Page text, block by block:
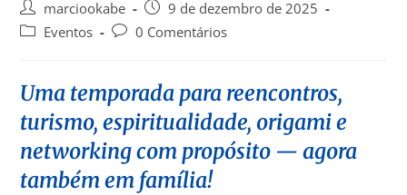
marciookabe
9 de dezembro de 2025
Eventos
0 Comentários
Uma temporada para reencontros,
turismo, espiritualidade, origami e
networking com propósito — agora
também em família!